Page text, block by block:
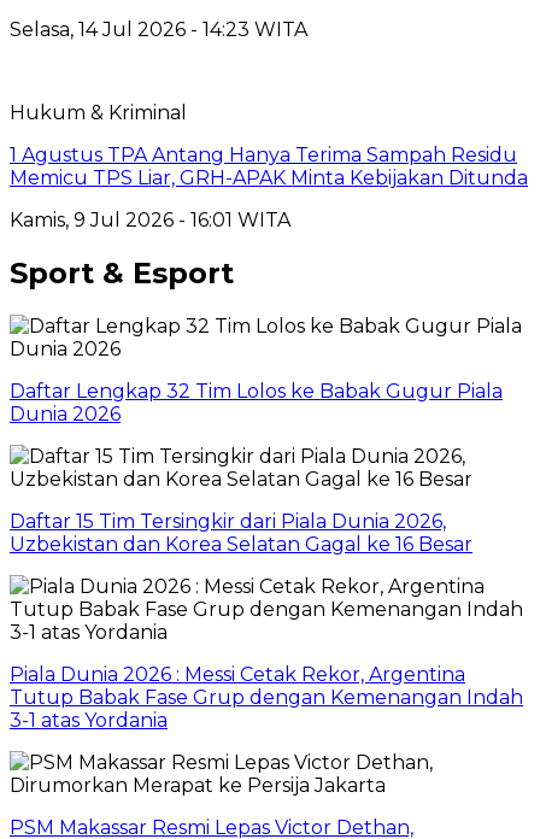
Selasa, 14 Jul 2026 - 14:23 WITA
Hukum & Kriminal
1 Agustus TPA Antang Hanya Terima Sampah Residu
Memicu TPS Liar, GRH-APAK Minta Kebijakan Ditunda
Kamis, 9 Jul 2026 - 16:01 WITA
Sport & Esport
Daftar Lengkap 32 Tim Lolos ke Babak Gugur Piala
Dunia 2026
Daftar 15 Tim Tersingkir dari Piala Dunia 2026,
Uzbekistan dan Korea Selatan Gagal ke 16 Besar
Piala Dunia 2026 : Messi Cetak Rekor, Argentina
Tutup Babak Fase Grup dengan Kemenangan Indah
3-1 atas Yordania
PSM Makassar Resmi Lepas Victor Dethan,